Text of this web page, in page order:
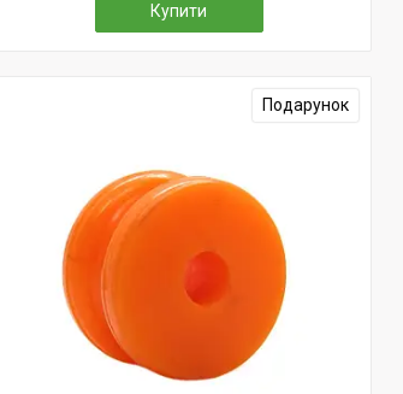
Купити
Подарунок